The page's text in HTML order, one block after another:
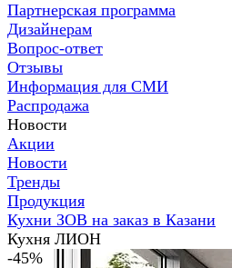
Партнерская программа
Дизайнерам
Вопрос-ответ
Отзывы
Информация для СМИ
Распродажа
Новости
Акции
Новости
Тренды
Продукция
Кухни ЗОВ на заказ в Казани
Кухня ЛИОН
-45%